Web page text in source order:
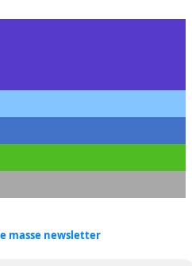
masse newsletter